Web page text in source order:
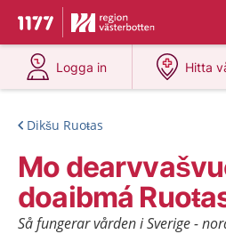
To start page for 1177
Du har valt region
Logga in
at 1177.se
Hitta
at
Dikšu Ruoŧas
Mo
doaibmá
Så fungerar vården i Sverige -